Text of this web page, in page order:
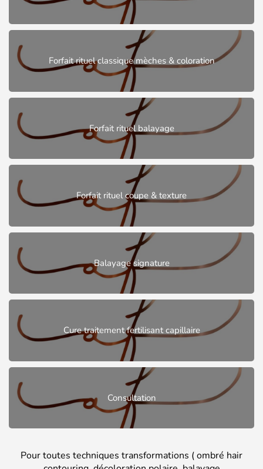
Forfait rituel classique mèches & coloration
Forfait rituel balayage
Forfait rituel coupe & texture
Balayage signature
Cure traitement fertilisant capillaire
Consultation
Pour toutes techniques transformations ( ombré hair